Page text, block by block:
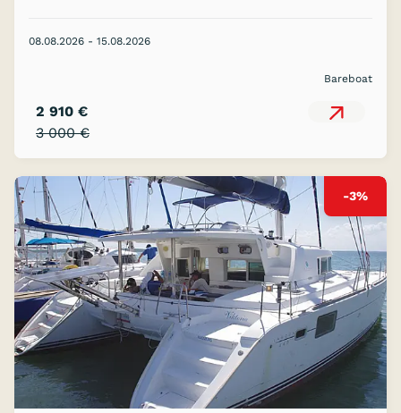
08.08.2026 - 15.08.2026
Bareboat
3 000 €
2 910 €
-3%